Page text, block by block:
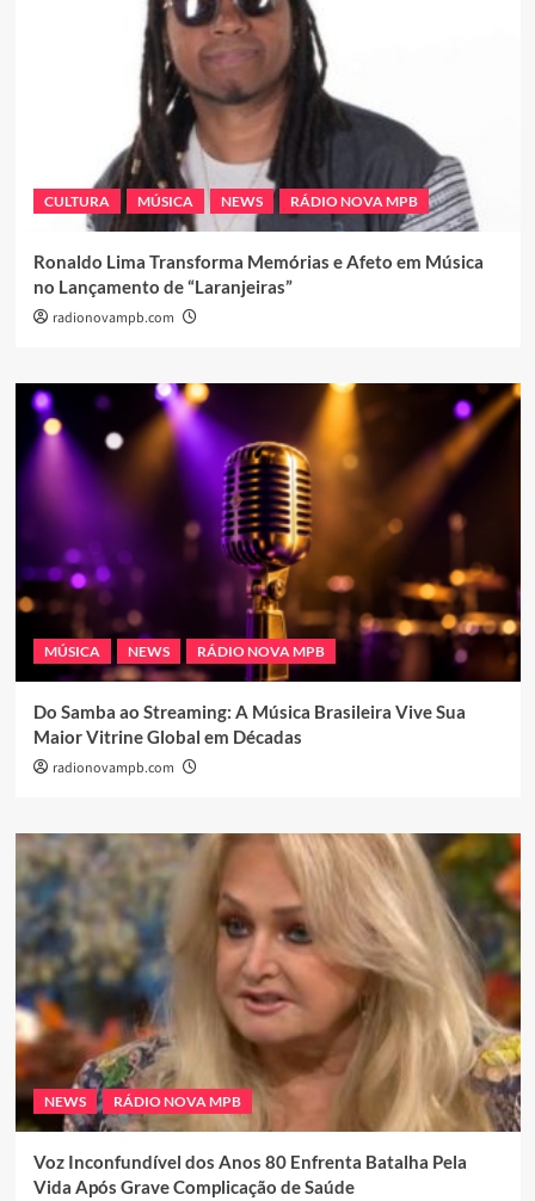
CULTURA MÚSICA NEWS RÁDIO NOVA MPB
Ronaldo Lima Transforma Memórias e Afeto em Música
no Lançamento de “Laranjeiras”
radionovampb.com
MÚSICA NEWS RÁDIO NOVA MPB
Do Samba ao Streaming: A Música Brasileira Vive Sua
Maior Vitrine Global em Décadas
radionovampb.com
NEWS RÁDIO NOVA MPB
Voz Inconfundível dos Anos 80 Enfrenta Batalha Pela
Vida Após Grave Complicação de Saúde